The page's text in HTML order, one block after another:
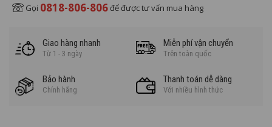
Gọi 0818-806-806để được tư vấn mua hàng
Giao hàng nhanh
Từ 1 - 3 ngày
Miễn phí vận chuyển
Trên toàn quốc
Bảo hành
Chính hãng
Thanh toán dễ dàng
Với nhiều hình thức